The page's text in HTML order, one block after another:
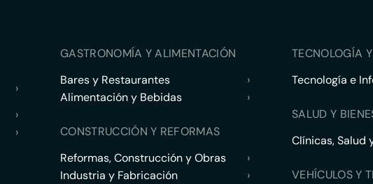
›
›
›
GASTRONOMÍA Y ALIMENTACIÓN
Bares y Restaurantes
›
Alimentación y Bebidas
›
CONSTRUCCIÓN Y REFORMAS
Reformas, Construcción y Obras
›
Industria y Fabricación
›
TECNOLOGÍA
Tecnología e
SALUD Y
Clínicas, Salud
VEHÍCULOS Y